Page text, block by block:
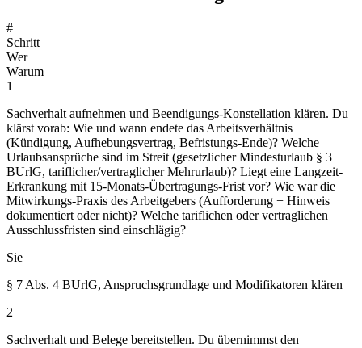
#
Schritt
Wer
Warum
1
Sachverhalt aufnehmen und Beendigungs-Konstellation klären. Du
klärst vorab: Wie und wann endete das Arbeitsverhältnis
(Kündigung, Aufhebungsvertrag, Befristungs-Ende)? Welche
Urlaubsansprüche sind im Streit (gesetzlicher Mindesturlaub § 3
BUrlG, tariflicher/vertraglicher Mehrurlaub)? Liegt eine Langzeit-
Erkrankung mit 15-Monats-Übertragungs-Frist vor? Wie war die
Mitwirkungs-Praxis des Arbeitgebers (Aufforderung + Hinweis
dokumentiert oder nicht)? Welche tariflichen oder vertraglichen
Ausschlussfristen sind einschlägig?
Sie
§ 7 Abs. 4 BUrlG, Anspruchsgrundlage und Modifikatoren klären
2
Sachverhalt und Belege bereitstellen. Du übernimmst den